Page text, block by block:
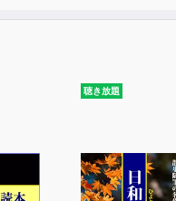
聴き放題